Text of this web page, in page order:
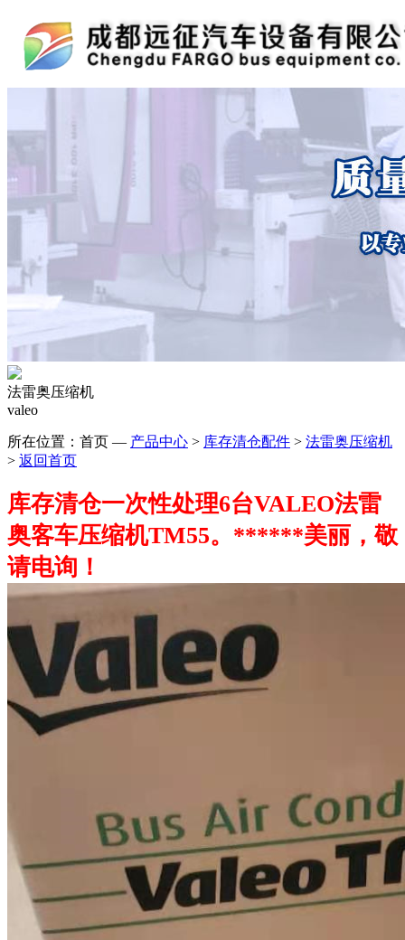
法雷奥压缩机
valeo
所在位置：首页 — 产品中心 > 库存清仓配件 > 法雷奥压缩机
> 返回首页
库存清仓一次性处理6台VALEO法雷
奥客车压缩机TM55。******美丽，敬
请电询！